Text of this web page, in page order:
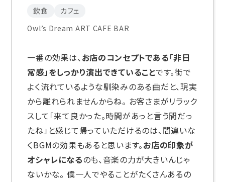
飲食
カフェ
Owl’s Dream ART CAFE BAR
一番の効果は、お店のコンセプトである「非日
常感」をしっかり演出できていることです。街で
よく流れているような馴染みのある曲だと、現実
から離れられませんからね。 お客さまがリラック
スして「来て良かった。時間があっと言う間だっ
たね」と感じて帰っていただけるのは、間違いな
くBGMの効果もあると思います。お店の印象が
オシャレになるのも、音楽の力が大きいんじゃ
ないかな。 僕一人でやることがたくさんあるの